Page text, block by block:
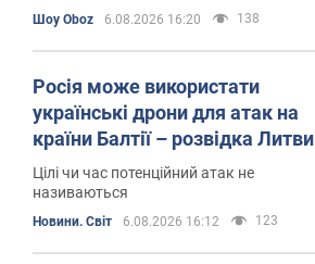
Шоу Oboz 6.08.2026 16:20 138
Росія може використати
українські дрони для атак на
країни Балтії – розвідка Литви
Цілі чи час потенційний атак не
називаються
Новини. Світ 6.08.2026 16:12 123